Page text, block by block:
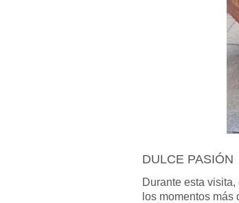
DULCE PASIÓN
Durante esta
los momentos